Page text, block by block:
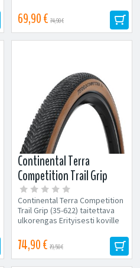
69,90 € 74,90 €
Continental Terra
Competition Trail Grip
(35-622) taitettava
ulkorengas
Continental Terra Competition
Trail Grip (35-622) taitettava
ulkorengas Erityisesti koville
74,90 € 79,50 €